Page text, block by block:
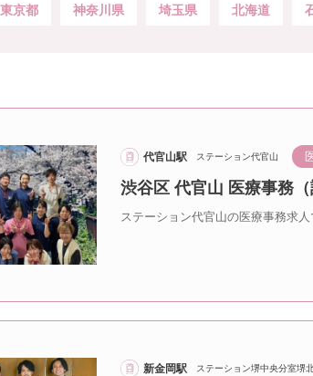
東京都 神奈川県 埼玉県 北海道
代官山駅 ステーション代官山
渋谷区 代官山 医療事務
ステーション代官山の医療事務求人
新金岡駅 ステーション堺中央分室堺